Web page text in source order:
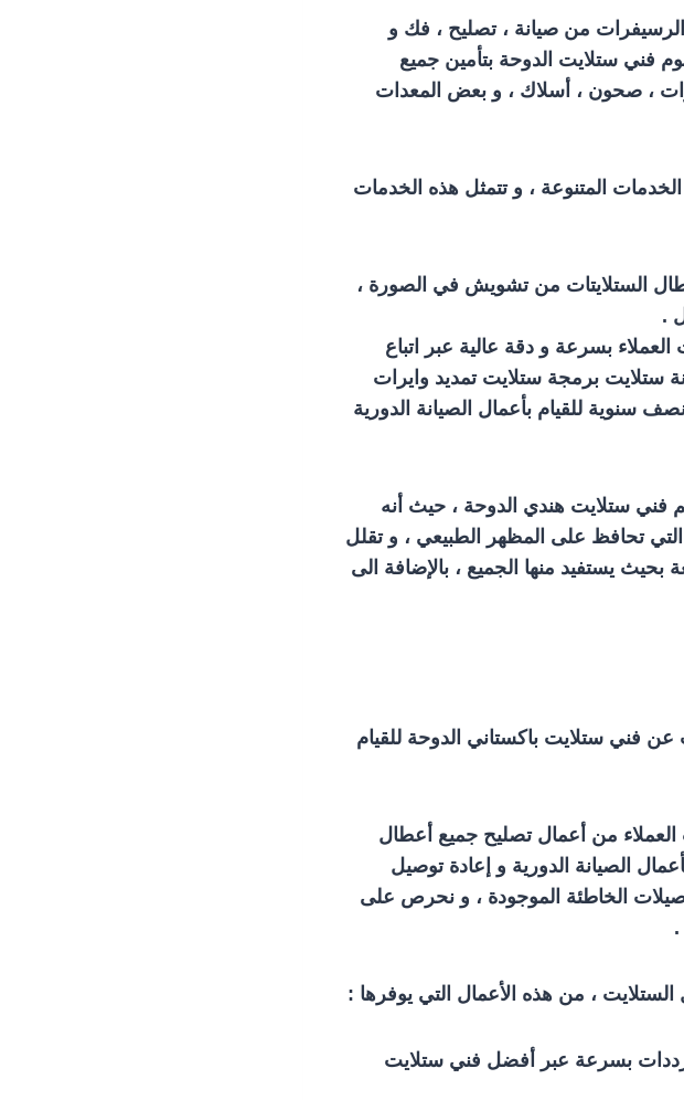
من صيانة ، تصليح ، فك و
فني ستلايت الدوحة بتأمين جميع
، صحون ، أسلاك ، و بعض المعدات
المتنوعة ، و تتمثل هذه الخدمات
الستلايتات من تشويش في الصورة ،
.
بسرعة و دقة عالية عبر اتباع
ستلايت برمجة ستلايت تمديد وايرات
سنوية للقيام بأعمال الصيانة الدورية
فني ستلايت هندي الدوحة ، حيث أنه
تحافظ على المظهر الطبيعي ، و تقلل
يستفيد منها الجميع ، بالإضافة الى
فني ستلايت باكستاني الدوحة للقيام
من أعمال تصليح جميع أعطال
الصيانة الدورية و إعادة توصيل
الخاطئة الموجودة ، و نحرص على
.
، من هذه الأعمال التي يوفرها :
بسرعة عبر أفضل فني ستلايت